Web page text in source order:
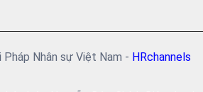
Pháp Nhân sự Việt Nam - HRchannels